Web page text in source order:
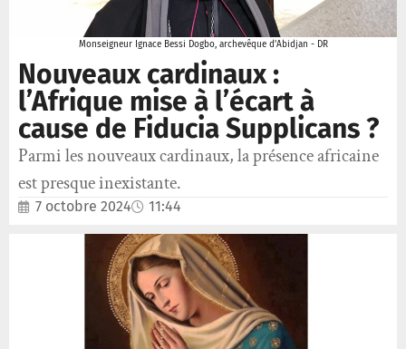
Monseigneur Ignace Bessi Dogbo, archevêque d'Abidjan - DR
Nouveaux cardinaux :
l’Afrique mise à l’écart à
cause de Fiducia Supplicans ?
Parmi les nouveaux cardinaux, la présence africaine
est presque inexistante.
7 octobre 2024 11:44